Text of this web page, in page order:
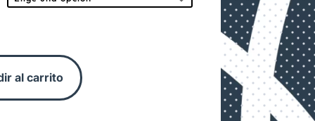
$2,980.00
al carrito